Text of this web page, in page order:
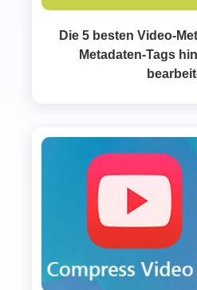
Die 5 besten Video-
Metadaten-Tags